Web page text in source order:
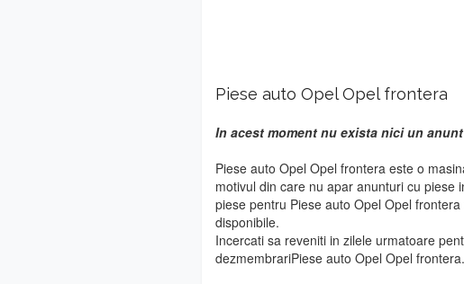
Piese auto Opel Opel frontera
In acest moment nu exista nici un
Piese auto Opel Opel frontera este o
motivul din care nu apar anunturi cu
piese pentru Piese auto Opel Opel
disponibile.
Incercati sa reveniti in zilele urmatoare
dezmembrariPiese auto Opel Opel frontera.